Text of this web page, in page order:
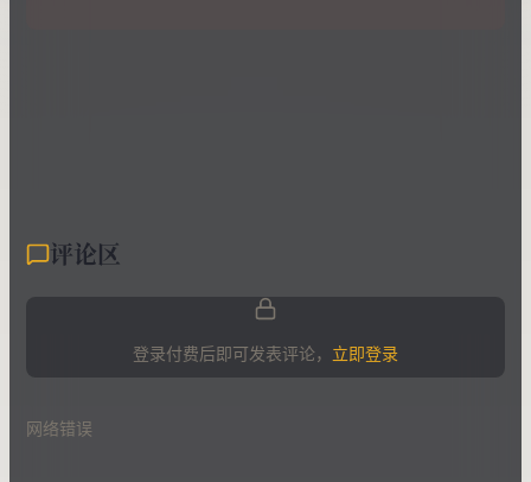
评论区
登录付费后即可发表评论， 立即登录
网络错误